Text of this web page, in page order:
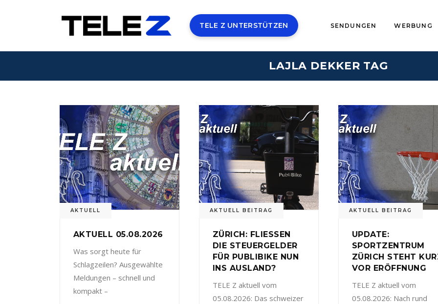
TELE Z UNTERSTÜTZEN SENDUNGEN WERBUNG
LAJLA DEKKER TAG
AKTUELL
AKTUELL 05.08.2026
Was sorgt heute für
Schlagzeilen? Ausgewählte
Meldungen – schnell und
kompakt –
AKTUELL BEITRAG
ZÜRICH: FLIESSEN
DIE STEUERGELDER
FÜR PUBLIBIKE NUN
INS AUSLAND?
TELE Z aktuell vom
05.08.2026: Das schweizer
AKTUELL BEITRAG
UPDATE:
SPORTZENTRUM
ZÜRICH STEHT
VOR ERÖFFNUNG
TELE Z aktuell vom
05.08.2026: Nach rund